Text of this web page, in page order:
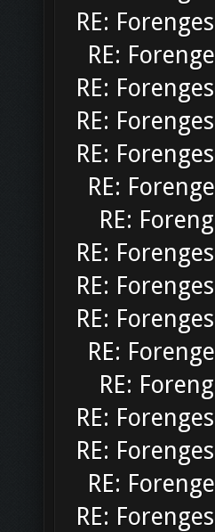
RE:
RE:
RE:
RE:
RE:
RE:
RE:
RE:
RE:
RE:
RE:
RE:
RE:
RE:
RE:
RE: